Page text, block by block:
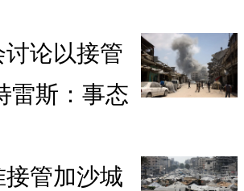
论以接管
雷斯：事态
管加沙城